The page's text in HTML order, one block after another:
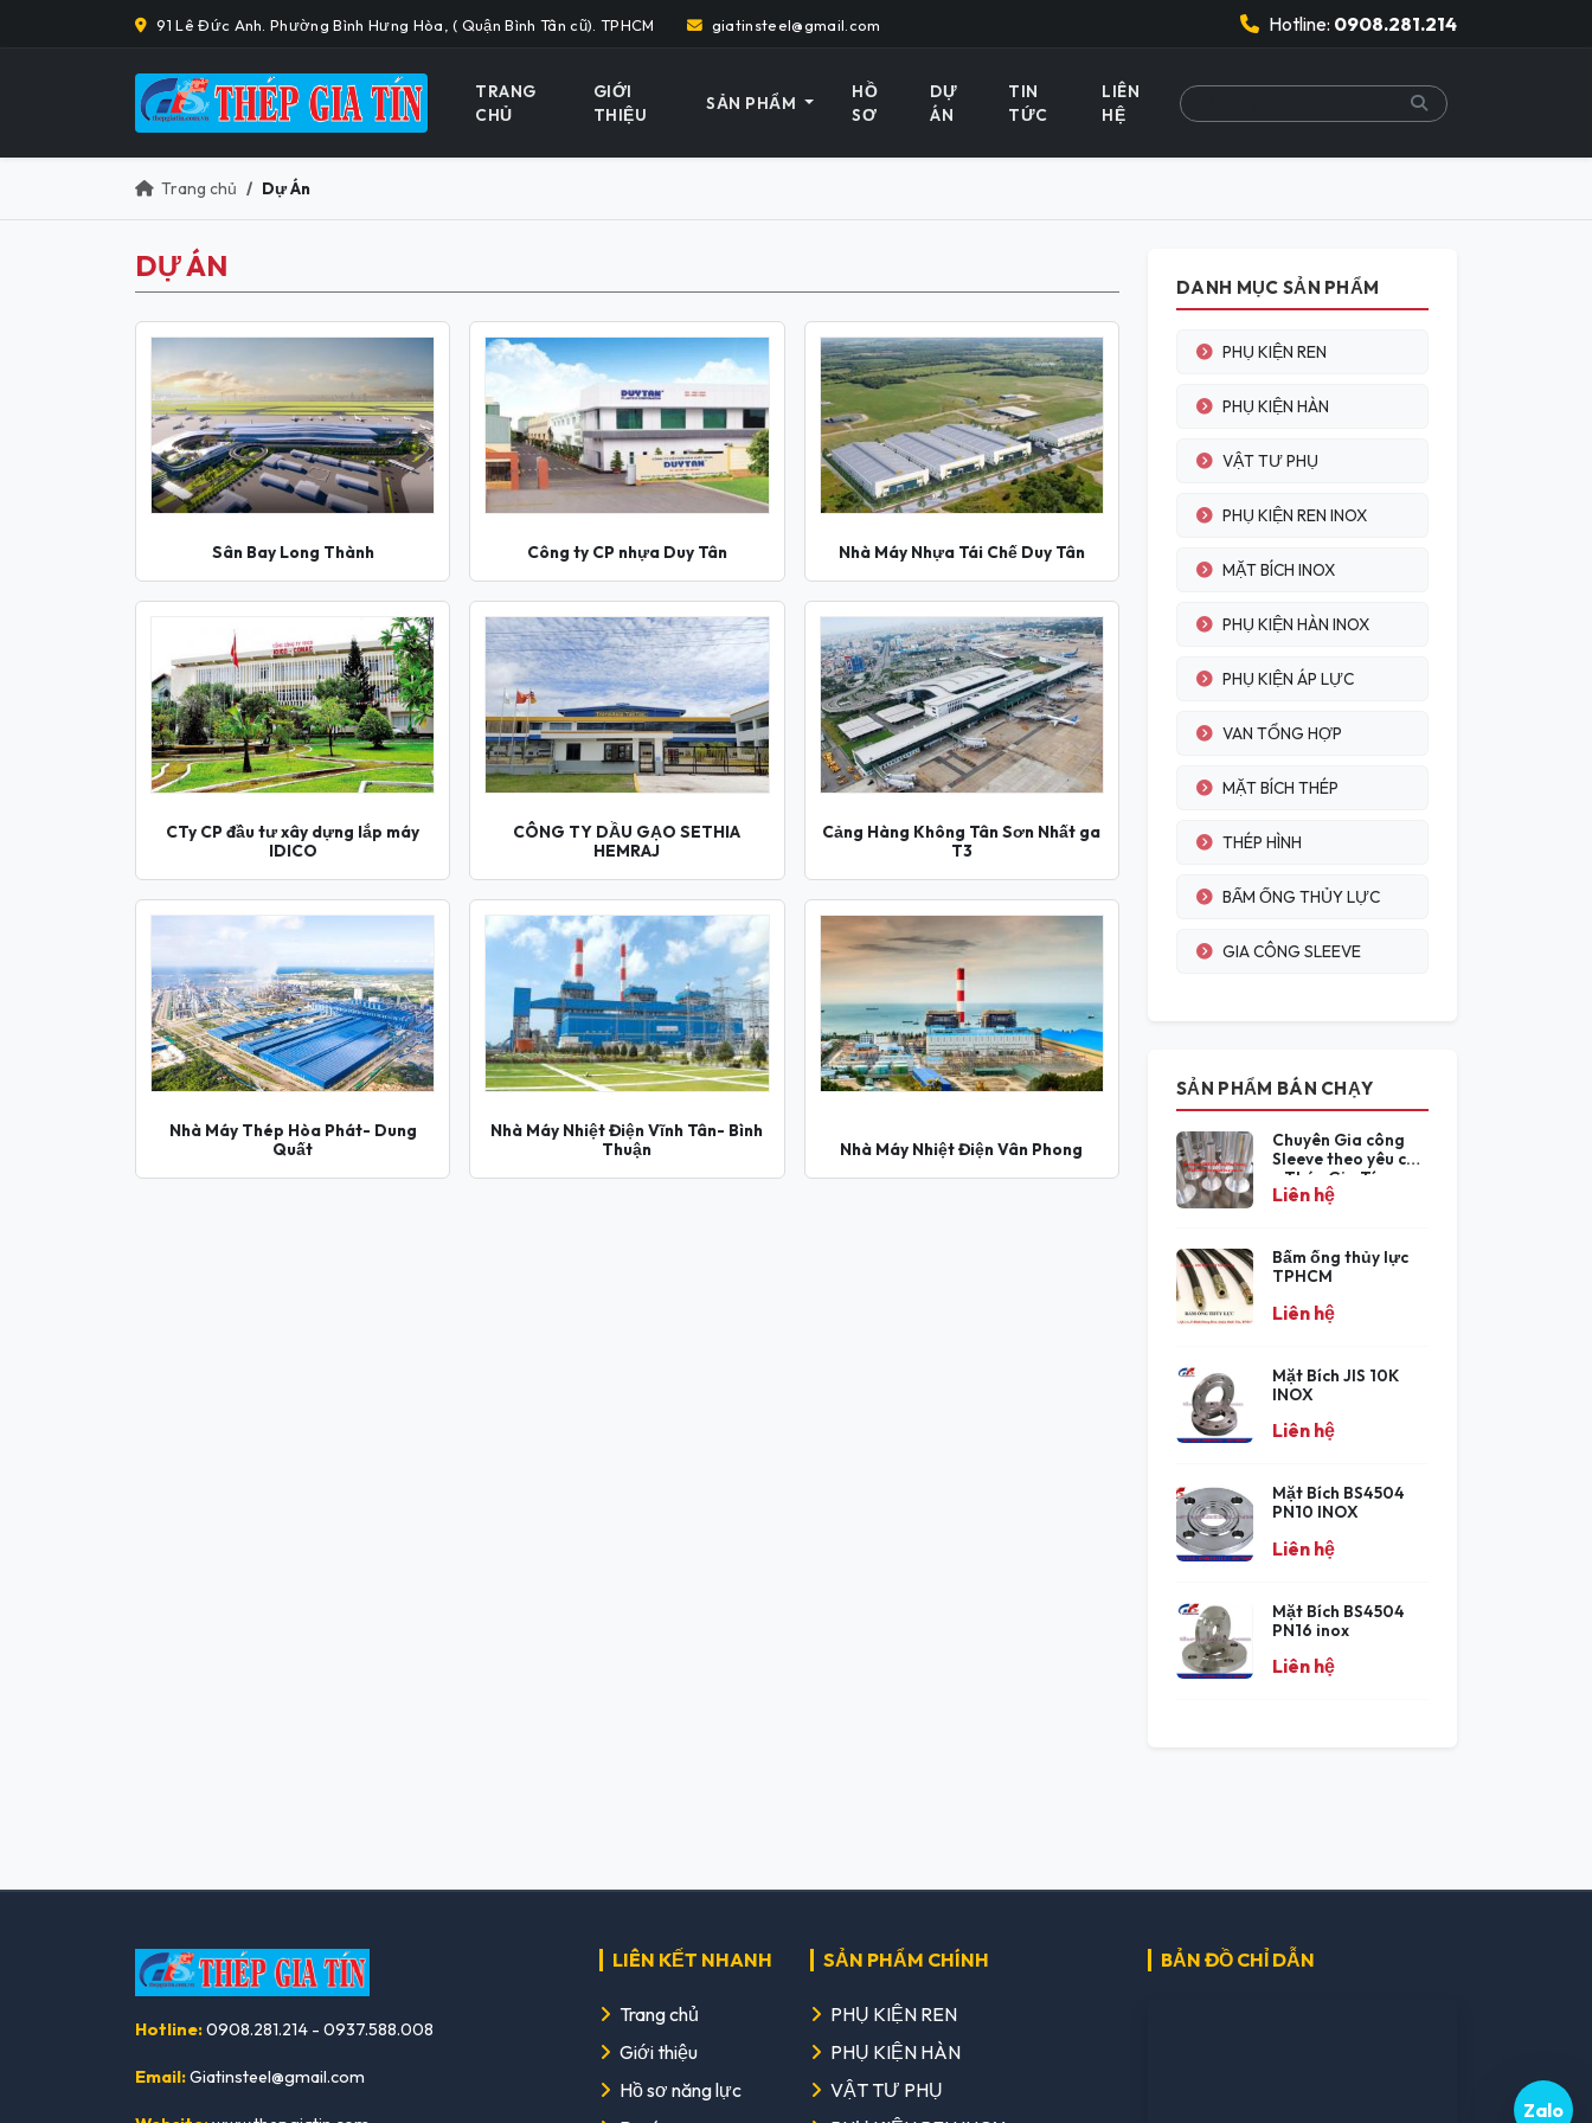
91 Lê Đức Anh. Phường Bình Hưng Hòa, ( Quận Bình Tân cũ). TPHCM giatinsteel@gmail.com Hotline: 0908.281.214
TRANG
CHỦ
GIỚI
THIỆU
SẢN PHẨM
HỒ
SƠ
DỰ
ÁN
TIN
TỨC
LIÊN
HỆ
Trang chủ Dự Án
DỰ ÁN
Sân Bay Long Thành Công ty CP nhựa Duy Tân Nhà Máy Nhựa Tái Chế Duy Tân
CTy CP đầu tư xây dựng lắp máy
IDICO
CÔNG TY DẦU GẠO SETHIA
HEMRAJ
Cảng Hàng Không Tân Sơn Nhất ga
T3
Nhà Máy Thép Hòa Phát- Dung
Quất
Nhà Máy Nhiệt Điện Vĩnh Tân- Bình
Thuận
Nhà Máy Nhiệt Điện Vân Phong
DANH MỤC SẢN PHẨM
PHỤ KIỆN REN
PHỤ KIỆN HÀN
VẬT TƯ PHỤ
PHỤ KIỆN REN INOX
MẶT BÍCH INOX
PHỤ KIỆN HÀN INOX
PHỤ KIỆN ÁP LỰC
VAN TỔNG HỢP
MẶT BÍCH THÉP
THÉP HÌNH
BẤM ỐNG THỦY LỰC
GIA CÔNG SLEEVE
SẢN PHẨM BÁN CHẠY
Chuyên Gia công
Sleeve theo yêu cầu
- Thép Gia Tín
Liên hệ
Bấm ống thủy lực
TPHCM
Liên hệ
Mặt Bích JIS 10K
INOX
Liên hệ
Mặt Bích BS4504
PN10 INOX
Liên hệ
Mặt Bích BS4504
PN16 inox
Liên hệ
Hotline:0908.281.214 - 0937.588.008
Email:Giatinsteel@gmail.com
LIÊN KẾT NHANH
Trang chủ
Giới thiệu
Hồ sơ năng lực
SẢN PHẨM CHÍNH
PHỤ KIỆN REN
PHỤ KIỆN HÀN
VẬT TƯ PHỤ
BẢN ĐỒ CHỈ DẪN
Zalo